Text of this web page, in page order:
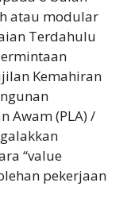
atau modular
Terdahulu
Kemahiran
Awam (PLA) /
“value
pekerjaan